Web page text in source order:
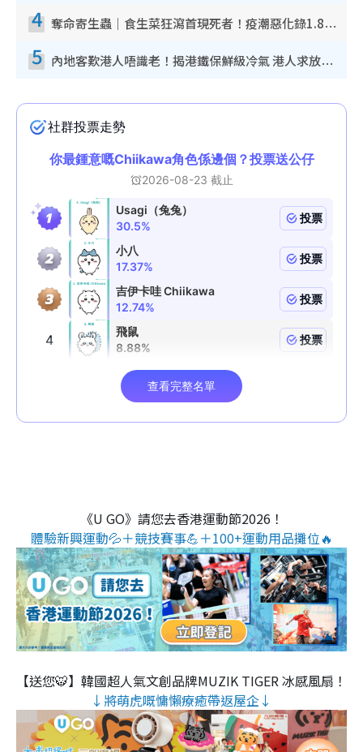
4 奪命寄生蟲｜食生菜狂瀉首現死者！疫潮惡化錄1.8萬宗病例 揭洗菜3大謬誤
5 內地客歎港人唔識老！揭港鐵保鮮級冷氣 港人求放過：咪投訴
《U GO》請您去香港運動節2026！
體驗新興運動💦＋競技賽事💪＋100+運動用品攤位🔥
【送您🐯】韓國超人氣文創品牌MUZIK TIGER 冰感風扇！
↓將萌虎嘅慵懶療癒帶返屋企↓